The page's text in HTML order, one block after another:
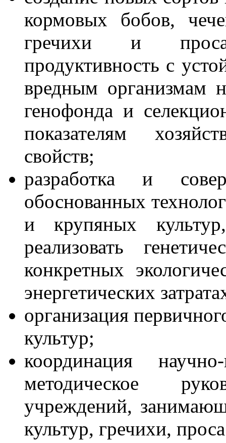
кормовых бобов,
гречихи и
продуктивность с
вредным организмам
генофонда и
показателям
свойств;
разработка и
обоснованных
и крупяных
реализовать
конкретных
энергетических
организация
культур;
координация
методическое
учреждений,
культур, гречихи,